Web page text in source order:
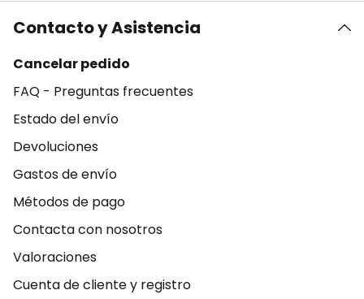
Contacto y Asistencia
Cancelar pedido
FAQ - Preguntas frecuentes
Estado del envío
Devoluciones
Gastos de envío
Métodos de pago
Contacta con nosotros
Valoraciones
Cuenta de cliente y registro